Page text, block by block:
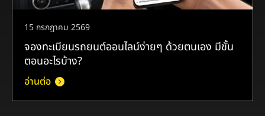
15 กรกฎาคม 2569
จองทะเบียนรถยนต์ออนไลน์ง่ายๆ ด้วยตนเอง มีขั้น
ตอนอะไรบ้าง?
อ่านต่อ